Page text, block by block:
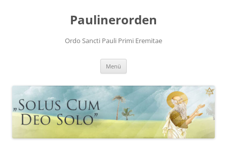
Paulinerorden
Ordo Sancti Pauli Primi Eremitae
Menü